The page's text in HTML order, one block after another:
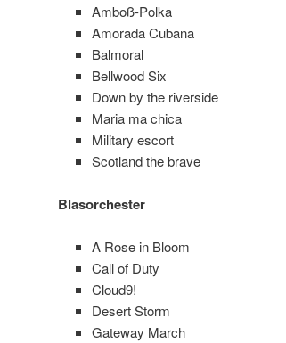
Amboß-Polka
Amorada Cubana
Balmoral
Bellwood Six
Down by the riverside
Maria ma chica
Military escort
Scotland the brave
Blasorchester
A Rose in Bloom
Call of Duty
Cloud9!
Desert Storm
Gateway March